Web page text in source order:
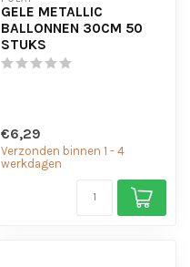
GELE METALLIC
BALLONNEN 30CM 50
STUKS
€6,29
Verzonden binnen 1 - 4
werkdagen